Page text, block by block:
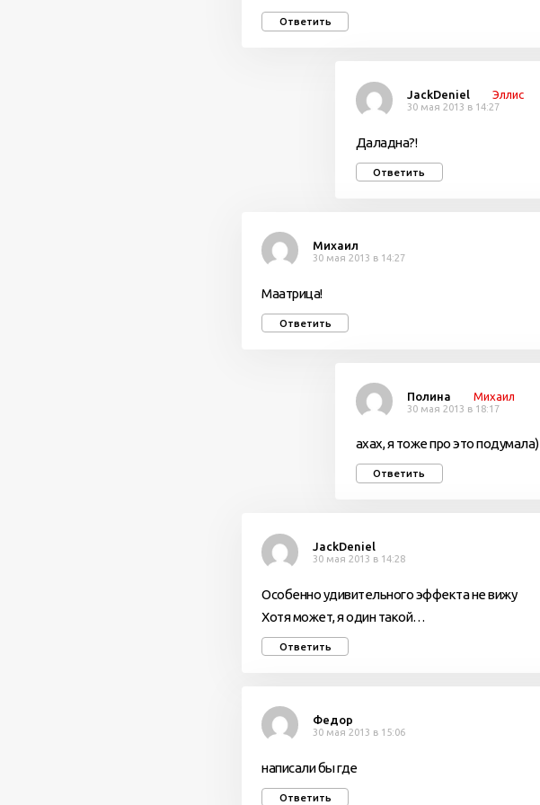
Ответить
JackDeniel Эллис
30 мая 2013 в 14:27
Даладна?!
Ответить
Михаил
30 мая 2013 в 14:27
Маатрица!
Ответить
Полина Михаил
30 мая 2013 в 18:17
ахах, я тоже про это подумала)
Ответить
JackDeniel
30 мая 2013 в 14:28
Особенно удивительного эффекта не вижу
Хотя может, я один такой…
Ответить
Федор
30 мая 2013 в 15:06
написали бы где
Ответить